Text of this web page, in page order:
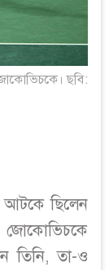
ছবি:
আটকে ছিলেন
তিনি, তা-ও